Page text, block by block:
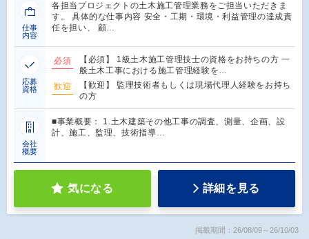
仕事
内容
各担当プロジェクトの土木施工管理業務をご担当いただきま
す。 具体的な仕事内容 安全・工期・環境・利益管理の達成責
任を担い、 顧…
応募
資格
必須
【必須】 1級土木施工管理技士の資格をお持ちの方 一
般土木工事における施工管理経験を…
歓迎
【歓迎】 監理技術者もしくは現場代理人経験をお持ち
の方
会社
概要
■事業概要： 1.土木建築その他工事の調査、測量、企画、設
計、施工、監理、技術指導…
気になる 詳細を見る
掲載期間：26/08/09～26/10/03